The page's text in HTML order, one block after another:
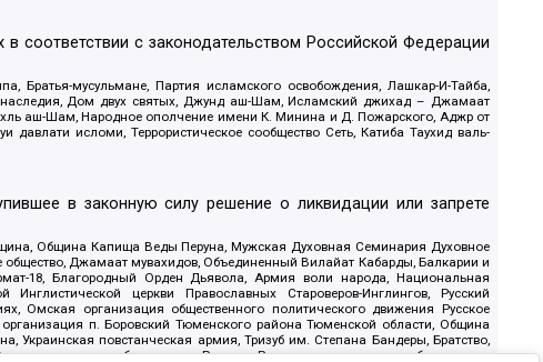
соответствии с законодательством Российской Федерации
мусульмане, Партия исламского освобождения, Лашкар-И-Тайба,
наследия, Дом двух святых, Джунд аш-Шам, Исламский джихад – Джамаат
аш-Шам, Народное ополчение имени К. Минина и Д. Пожарского, Аджр от
исломи, Террористическое сообщество Сеть, Катиба Таухид валь-
в законную силу решение о ликвидации или запрете
Община Капища Веды Перуна, Мужская Духовная Семинария Духовное
Джамаат мувахидов, Объединенный Вилайат Кабарды, Балкарии и
18, Благородный Орден Дьявола, Армия воли народа, Национальная
церкви Православных Староверов-Инглингов, Русский
Омская организация общественного политического движения Русское
п. Боровский Тюменского района Тюменской области, Община
Украинская повстанческая армия, Тризуб им. Степана Бандеры, Братство,
объединение Русские, Русское национальное объединение